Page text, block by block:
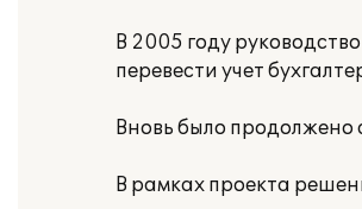
В 2005 году
перевести учет
Вновь было продолжено
В рамках проекта